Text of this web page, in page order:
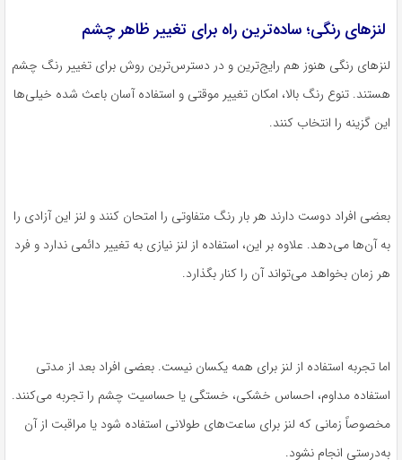
لنزهای رنگی؛ ساده‌ترین راه برای تغییر ظاهر چشم
لنزهای رنگی هنوز هم رایج‌ترین و در دسترس‌ترین روش برای تغییر رنگ چشم
هستند. تنوع رنگ بالا، امکان تغییر موقتی و استفاده آسان باعث شده خیلی‌ها
این گزینه را انتخاب کنند.
بعضی افراد دوست دارند هر بار رنگ متفاوتی را امتحان کنند و لنز این آزادی را
به آن‌ها می‌دهد. علاوه بر این، استفاده از لنز نیازی به تغییر دائمی ندارد و فرد
هر زمان بخواهد می‌تواند آن را کنار بگذارد.
اما تجربه استفاده از لنز برای همه یکسان نیست. بعضی افراد بعد از مدتی
استفاده مداوم، احساس خشکی، خستگی یا حساسیت چشم را تجربه می‌کنند.
مخصوصاً زمانی که لنز برای ساعت‌های طولانی استفاده شود یا مراقبت از آن
به‌درستی انجام نشود.